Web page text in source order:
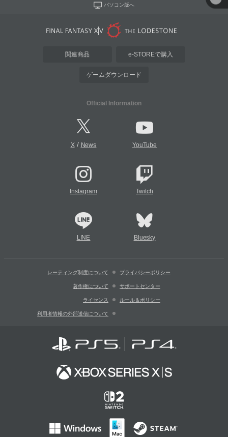
パソコン版へ
関連商品 e-STOREで購入
ゲームダウンロード
Official Information
X/ News YouTube
Instagram Twitch
LINE Bluesky
レーティング制度について プライバシーポリシー
著作権について サポートセンター
ライセンス ルール＆ポリシー
利用者情報の外部送信について